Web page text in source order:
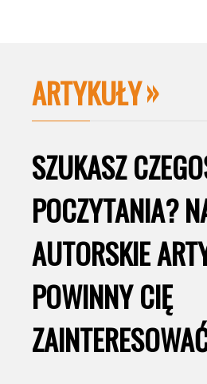
ARTYKUŁY
SZUKASZ
POCZYTANIA?
AUTORSKIE
POWINNY CIĘ